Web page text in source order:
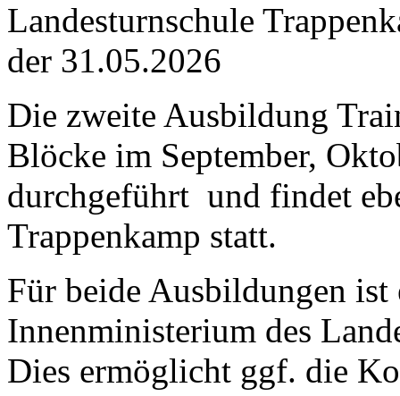
Landesturnschule
der 31.05.2026
Die zweite Ausbildung
Blöcke im September,
durchgeführt und findet
Trappenkamp statt.
Für beide Ausbildungen
Innenministerium des
Dies ermöglicht ggf. die